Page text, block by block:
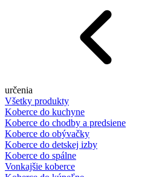
určenia
Všetky produkty
Koberce do kuchyne
Koberce do chodby a predsiene
Koberce do obývačky
Koberce do detskej izby
Koberce do spálne
Vonkajšie koberce